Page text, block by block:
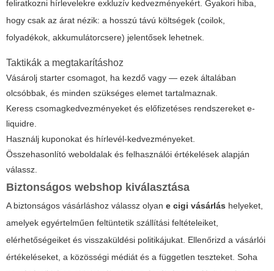
feliratkozni hírlevelekre exkluzív kedvezményekért. Gyakori hiba,
hogy csak az árat nézik: a hosszú távú költségek (coilok,
folyadékok, akkumulátorcsere) jelentősek lehetnek.
Taktikák a megtakarításhoz
Vásárolj starter csomagot, ha kezdő vagy — ezek általában
olcsóbbak, és minden szükséges elemet tartalmaznak.
Keress csomagkedvezményeket és előfizetéses rendszereket e-
liquidre.
Használj kuponokat és hírlevél-kedvezményeket.
Összehasonlító weboldalak és felhasználói értékelések alapján
válassz.
Biztonságos webshop kiválasztása
A biztonságos vásárláshoz válassz olyan e cigi vásárlás helyeket,
amelyek egyértelműen feltüntetik szállítási feltételeiket,
elérhetőségeiket és visszaküldési politikájukat. Ellenőrizd a vásárlói
értékeléseket, a közösségi médiát és a független teszteket. Soha